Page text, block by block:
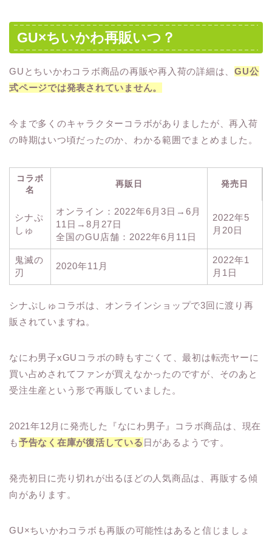
GU×ちいかわ再販いつ？
GUとちいかわコラボ商品の再販や再入荷の詳細は、GU公
式ページでは発表されていません。
今まで多くのキャラクターコラボがありましたが、再入荷
の時期はいつ頃だったのか、わかる範囲でまとめました。
コラボ
名
再販日 発売日
シナぷ
しゅ
オンライン：2022年6月3日→6月
11日→8月27日
全国のGU店舗：2022年6月11日
2022年5
月20日
鬼滅の
刃
2020年11月
2022年1
月1日
シナぷしゅコラボは、オンラインショップで3回に渡り再
販されていますね。
なにわ男子xGUコラボの時もすごくて、最初は転売ヤーに
買い占めされてファンが買えなかったのですが、そのあと
受注生産という形で再販していました。
2021年12月に発売した『なにわ男子』コラボ商品は、現在
も予告なく在庫が復活している 日があるようです。
発売初日に売り切れが出るほどの人気商品は、再販する傾
向があります。
GU×ちいかわコラボも再販の可能性はあると信じましょ